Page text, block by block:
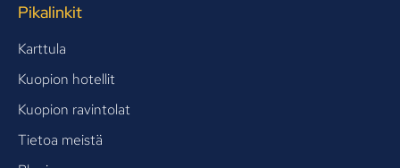
Pikalinkit
Karttula
Kuopion hotellit
Kuopion ravintolat
Tietoa meistä